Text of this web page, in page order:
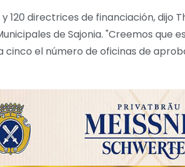
directrices de financiación, dijo
de Sajonia. "Creemos que
cinco el número de oficinas de